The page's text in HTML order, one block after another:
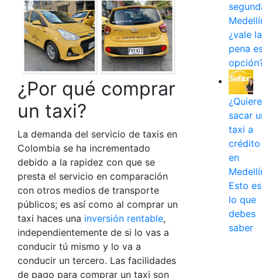
¿Por qué comprar
un taxi?
La demanda del servicio de taxis en
Colombia se ha incrementado
debido a la rapidez con que se
presta el servicio en comparación
con otros medios de transporte
públicos; es así como al comprar un
taxi haces una inversión rentable,
independientemente de si lo vas a
conducir tú mismo y lo va a
conducir un tercero. Las facilidades
de pago para comprar un taxi son
¿vale la
pena
sacar
taxi a
crédito
en
Esto es
lo que
debes
saber